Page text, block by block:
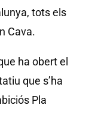
tots els
Cava.
ha obert el
que s’ha
Pla